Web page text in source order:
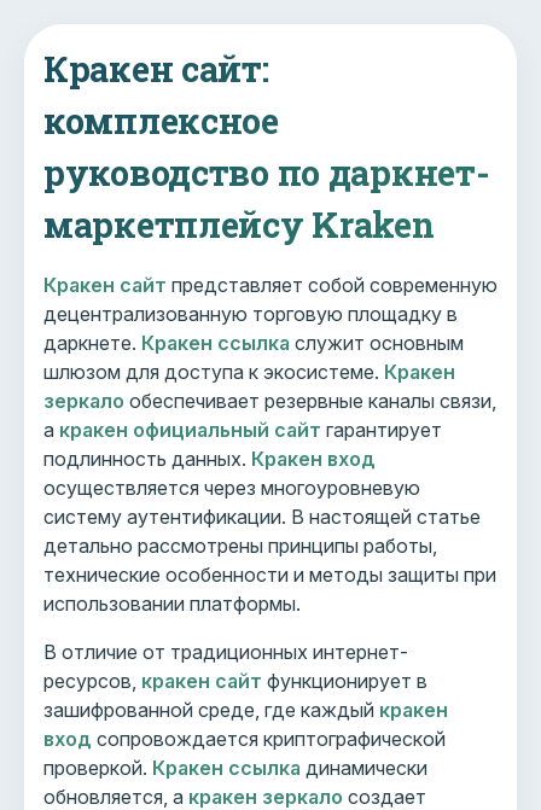
Кракен сайт:
комплексное
руководство по даркнет-
маркетплейсу Kraken
Кракен сайт представляет собой современную
децентрализованную торговую площадку в
даркнете. Кракен ссылка служит основным
шлюзом для доступа к экосистеме. Кракен
зеркало обеспечивает резервные каналы связи,
а кракен официальный сайт гарантирует
подлинность данных. Кракен вход
осуществляется через многоуровневую
систему аутентификации. В настоящей статье
детально рассмотрены принципы работы,
технические особенности и методы защиты при
использовании платформы.
В отличие от традиционных интернет-
ресурсов, кракен сайт функционирует в
зашифрованной среде, где каждый кракен
вход сопровождается криптографической
проверкой. Кракен ссылка динамически
обновляется, а кракен зеркало создает